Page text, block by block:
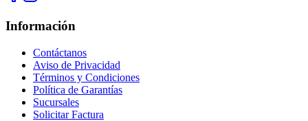
Información
Contáctanos
Aviso de Privacidad
Términos y Condiciones
Política de Garantías
Sucursales
Solicitar Factura